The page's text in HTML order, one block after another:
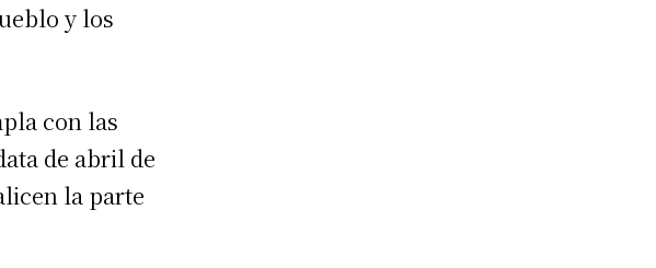
y los
con las
de abril de
la parte